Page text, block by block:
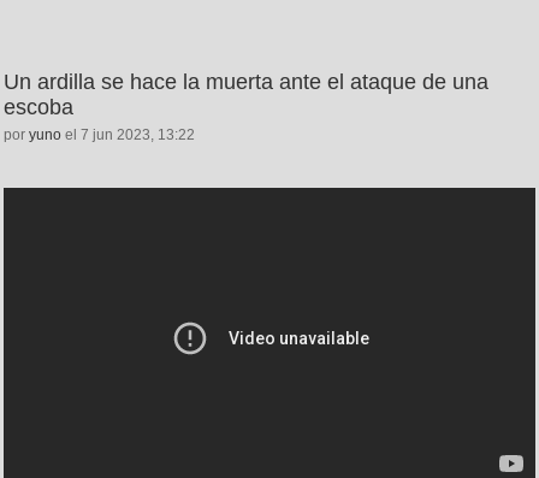
Un ardilla se hace la muerta ante el ataque de una
escoba
por yuno el 7 jun 2023, 13:22